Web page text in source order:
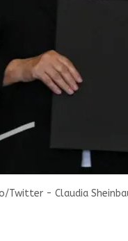
Twitter - Claudia